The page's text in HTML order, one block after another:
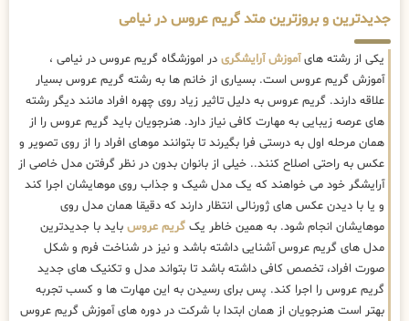
جدیدترین و بروزترین متد گریم عروس در نیامی
یکی از رشته هایآموزش آرایشگری در اموزشگاه گریم عروس در نیامی ،
آموزش گریم عروس است. بسیاری از خانم ها به رشته گریم عروس بسیار
علاقه دارند. گریم عروس به دلیل تاثیر زیاد روی چهره افراد مانند دیگر رشته
های عرصه زیبایی به مهارت کافی نیاز دارد. هنرجویان باید گریم عروس را از
همان مرحله اول به درستی فرا بگیرند تا بتوانند موهای افراد را از روی تصویر و
عکس به راحتی اصلاح کنند.. خیلی از بانوان بدون در نظر گرفتن مدل خاصی از
آرایشگر خود می خواهند که یک مدل شیک و جذاب روی موهایشان اجرا کند
و یا با دیدن عکس های ژورنالی انتظار دارند که دقیقا همان مدل روی
موهایشان انجام شود. به همین خاطر یک گریم عروس باید با جدیدترین
مدل های گریم عروس آشنایی داشته باشد و نیز در شناخت فرم و شکل
صورت افراد، تخصص کافی داشته باشد تا بتواند مدل و تکنیک های جدید
گریم عروس را اجرا کند. پس برای رسیدن به این مهارت ها و کسب تجربه
بهتر است هنرجویان از همان ابتدا با شرکت در دوره های آموزش گریم عروس